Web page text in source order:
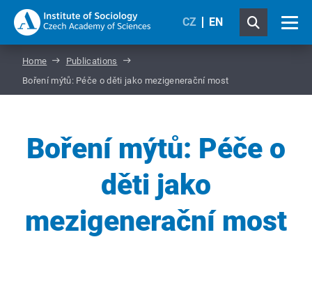
CZ EN
Home
Publications
Boření mýtů: Péče o děti jako mezigenerační most
Boření mýtů: Péče o
děti jako
mezigenerační most